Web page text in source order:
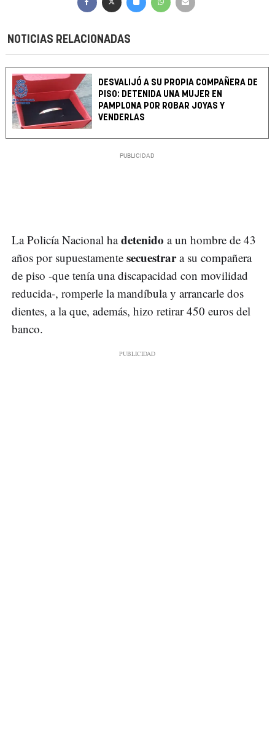
NOTICIAS RELACIONADAS
DESVALIJÓ A SU PROPIA COMPAÑERA DE
PISO: DETENIDA UNA MUJER EN
PAMPLONA POR ROBAR JOYAS Y
VENDERLAS
La Policía Nacional hadetenido a un hombre de 43
años por supuestamente secuestrara su compañera
de piso -que tenía una discapacidad con movilidad
reducida-, romperle la mandíbula y arrancarle dos
dientes, a la que, además, hizo retirar 450 euros del
banco.